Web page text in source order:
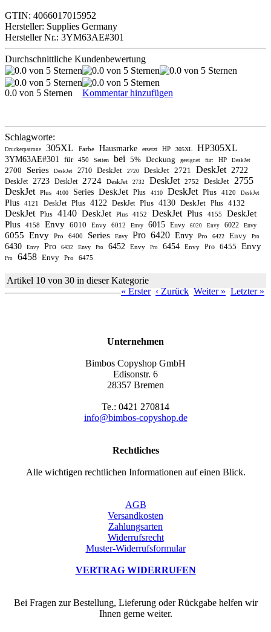
GTIN: 4066017015952
Hersteller: Supplies Germany
Hersteller Nr.: 3YM63AE#301
Durchschnittliche Kundenbewertung
0.0 von 5 Sternen Kommentar hinzufügen
Schlagworte:
Druckerpatrone 305XL Farbe Hausmarke ersetzt HP 305XL HP305XL
3YM63AE#301 für 450 Seiten bei 5% Deckung geeignet für: HP DeskJet
2700 Series DeskJet 2710 DeskJet 2720 DeskJet 2721 DeskJet 2722
DeskJet 2723 DeskJet 2724 DeskJet 2732 DeskJet 2752 DeskJet 2755
DeskJet
Plus 4100 Series DeskJet Plus 4110 DeskJet Plus 4120 DeskJet
Plus 4121 DeskJet Plus 4122 DeskJet Plus 4130 DeskJet Plus 4132
DeskJet Plus 4140 DeskJet Plus 4152 DeskJet Plus 4155
DeskJet
Plus
4158 Envy 6010 Envy 6012 Envy 6015 Envy 6020 Envy 6022 Envy
6055 Envy Pro 6400 Series Envy Pro 6420 Envy Pro 6422 Envy Pro
6430 Envy Pro 6432 Envy Pro 6452 Envy Pro 6454 Envy Pro 6455 Envy
Pro 6458 Envy Pro 6475
Artikel 10 von 30 in dieser Kategorie
« Erster ‹ Zurück Weiter » Letzter »
Unternehmen
Bimbos Copyshop GmbH
Edisonstr. 6
28357 Bremen
Te.: 0421 270814
info@bimbos-copyshop.de
Rechtliches
Alle wichtigen rechtlichen Informationen auf einen Blick.
AGB
Versandkosten
Zahlungsarten
Widerrufsrecht
Muster-Widerrufsformular
VERTRAG WIDERRUFEN
Bei Fragen zur Bestellung, Lieferung oder Rückgabe helfen wir
Ihnen gerne weiter.